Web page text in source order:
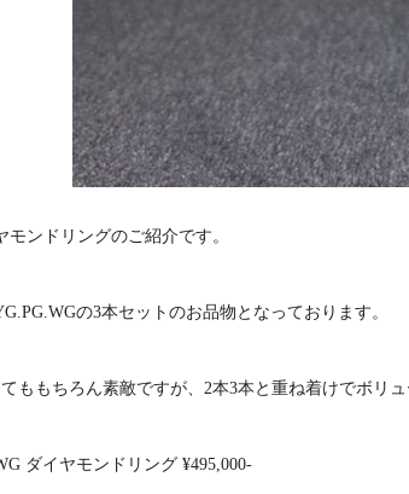
モンドリングのご紹介です。
の3本セットのお品物となっております。
ももちろん素敵ですが、2本3本と重ね着けでボリ
ダイヤモンドリング ¥495,000-